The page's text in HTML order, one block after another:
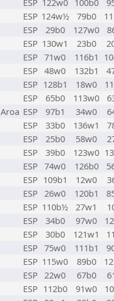
ESP 122w0 100b0
ESP 124w½ 79b0
ESP 29b0 127w0
ESP 130w1 23b0
ESP 71w0 116b1
ESP 48w0 132b1
ESP 128b1 18w0
ESP 65b0 113w0
ESP 97b1 34w0
ESP 33b0 136w1
ESP 25b0 58w0
ESP 39b0 123w0
ESP 74w0 126b0
ESP 109b1 12w0
ESP 26w0 120b1
ESP 110b½ 27w1
ESP 34b0 97w0
ESP 30b0 121w1
ESP 75w0 111b1
ESP 115w0 89b0
ESP 22w0 67b0
ESP 112b0 91w0